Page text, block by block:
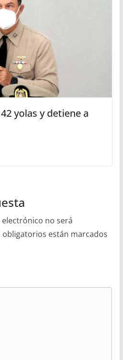
yolas y detiene a
no será
obligatorios están marcados